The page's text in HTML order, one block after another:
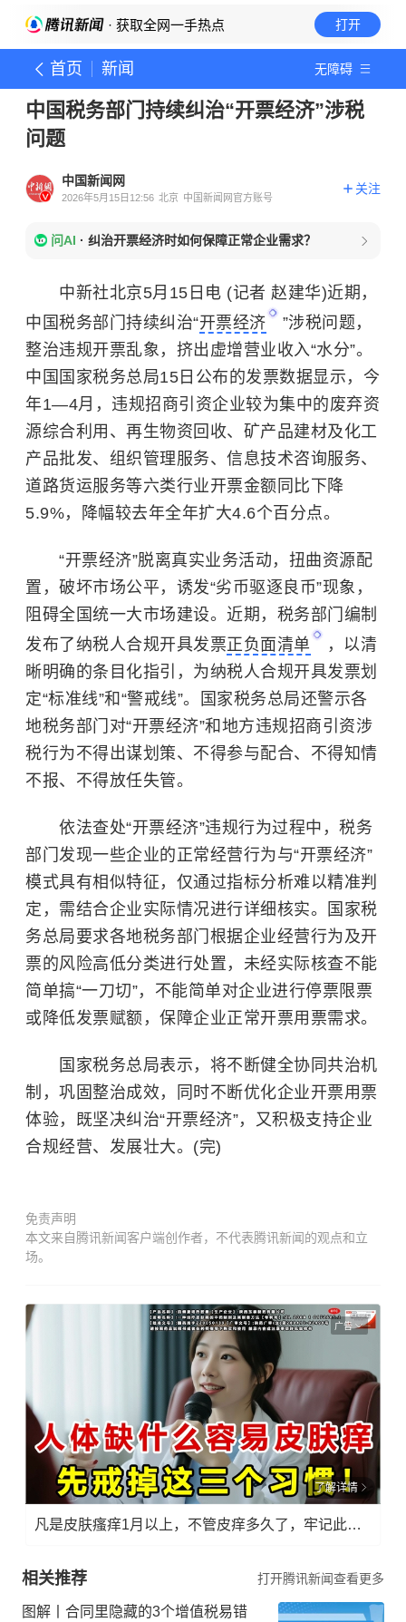
· 获取全网一手热点 打开
首页 新闻 无障碍
中国税务部门持续纠治“开票经济”涉税
问题
中国新闻网
2026年5月15日12:56 北京 中国新闻网官方账号
关注
问AI · 纠治开票经济时如何保障正常企业需求？
中新社北京5月15日电 (记者 赵建华)近期，
中国税务部门持续纠治“开票经济
”涉税问题，
整治违规开票乱象，挤出虚增营业收入“水分”。
中国国家税务总局15日公布的发票数据显示，今
年1—4月，违规招商引资企业较为集中的废弃资
源综合利用、再生物资回收、矿产品建材及化工
产品批发、组织管理服务、信息技术咨询服务、
道路货运服务等六类行业开票金额同比下降
5.9%，降幅较去年全年扩大4.6个百分点。
“开票经济”脱离真实业务活动，扭曲资源配
置，破坏市场公平，诱发“劣币驱逐良币”现象，
阻碍全国统一大市场建设。近期，税务部门编制
发布了纳税人合规开具发票正负面清单
，以清
晰明确的条目化指引，为纳税人合规开具发票划
定“标准线”和“警戒线”。国家税务总局还警示各
地税务部门对“开票经济”和地方违规招商引资涉
税行为不得出谋划策、不得参与配合、不得知情
不报、不得放任失管。
依法查处“开票经济”违规行为过程中，税务
部门发现一些企业的正常经营行为与“开票经济”
模式具有相似特征，仅通过指标分析难以精准判
定，需结合企业实际情况进行详细核实。国家税
务总局要求各地税务部门根据企业经营行为及开
票的风险高低分类进行处置，未经实际核查不能
简单搞“一刀切”，不能简单对企业进行停票限票
或降低发票赋额，保障企业正常开票用票需求。
国家税务总局表示，将不断健全协同共治机
制，巩固整治成效，同时不断优化企业开票用票
体验，既坚决纠治“开票经济”，又积极支持企业
合规经营、发展壮大。(完)
免责声明
本文来自腾讯新闻客户端创作者，不代表腾讯新闻的观点和立
场。
广告
了解详情
凡是皮肤瘙痒1月以上，不管皮痒多久了，牢记此法，快！准！狠！
相关推荐 打开腾讯新闻查看更多
图解丨合同里隐藏的3个增值税易错